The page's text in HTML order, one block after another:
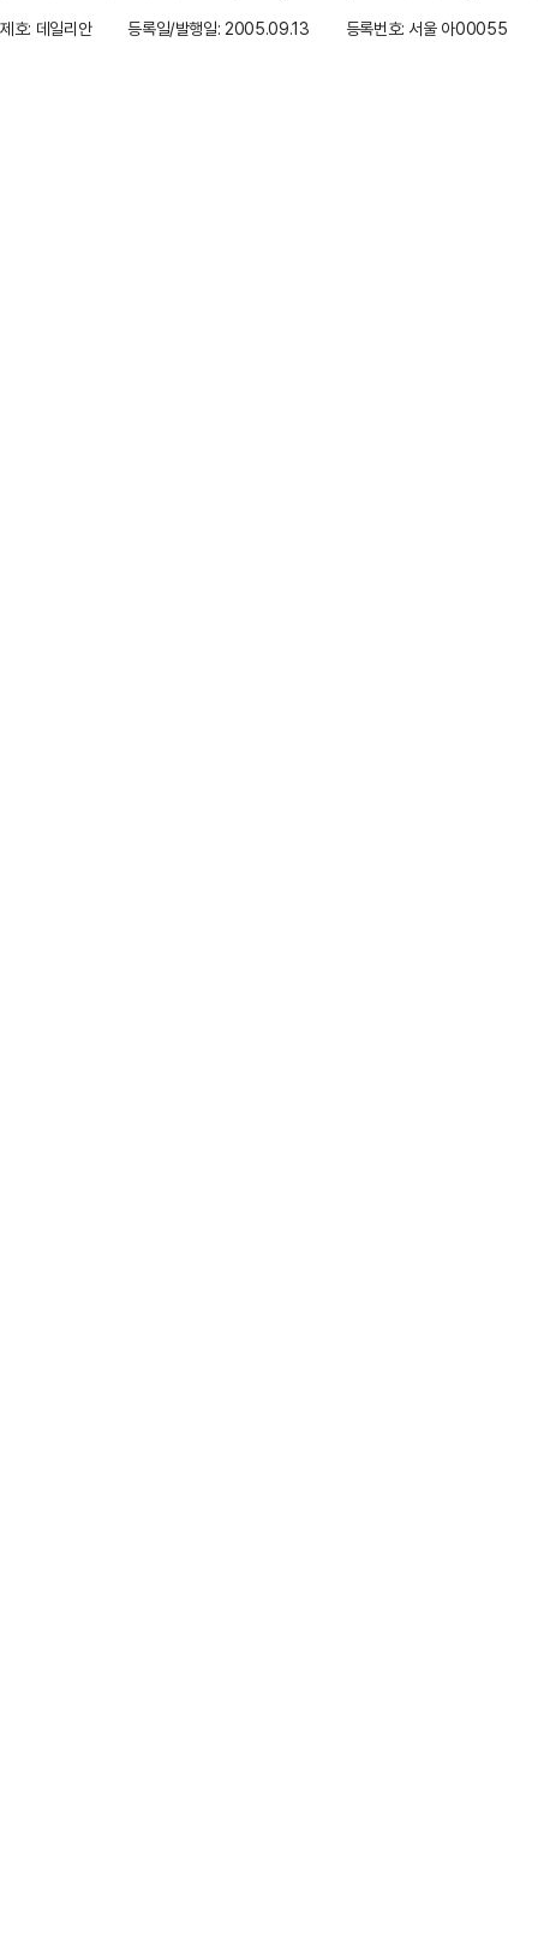
제호: 데일리안
등록일/발행일: 2005.09.13 등록번호: 서울 아00055